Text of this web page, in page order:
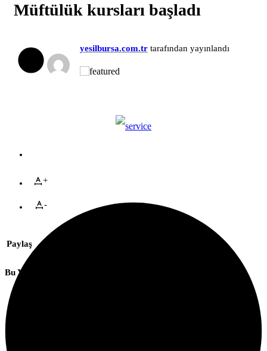
Müftülük kursları başladı
yesilbursa.com.tr tarafından yayınlandı
+
-
Paylaş
Bu Yazıyı Paylaş